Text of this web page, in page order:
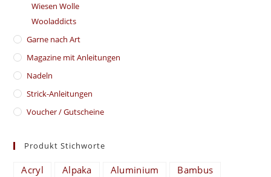
Wiesen Wolle
Wooladdicts
Garne nach Art
Magazine mit Anleitungen
Nadeln
Strick-Anleitungen
Voucher / Gutscheine
Produkt Stichworte
Acryl Alpaka Aluminium
Bambus